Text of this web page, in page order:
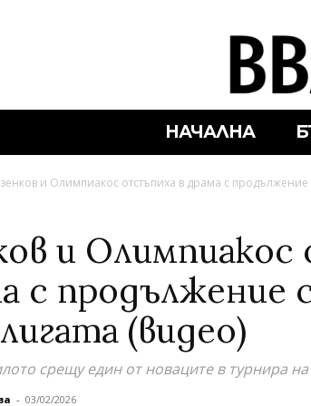
НАЧАЛНА
и Олимпиакос отстъпиха в драма с продължение
и
с продължение
(видео)
срещу един от новаците в турнира
- 03/02/2026